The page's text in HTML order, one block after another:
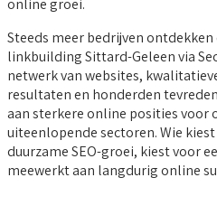
online groei.
Steeds meer bedrijven
linkbuilding Sittard-Geleen via
netwerk van websites,
resultaten en honderden
aan sterkere online posities voor
uiteenlopende sectoren. Wie
duurzame SEO-groei, kiest voor
meewerkt aan langdurig online